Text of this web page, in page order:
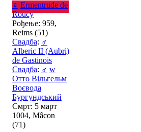
♀ Ermentrude de
Roucy
Рођење: 959,
Reims (51)
Свадба: ♂
Alberic II (Aubri)
de Gastinois
Свадба: ♂ w
Отто Вільгельм
Воєвода
Бургундський
Смрт: 5 март
1004, Mâcon
(71)